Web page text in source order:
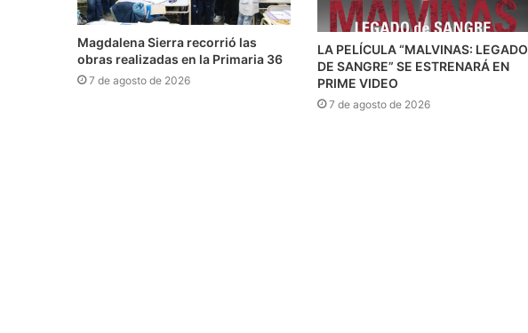
Magdalena Sierra recorrió las
obras realizadas en la Primaria 36
7 de agosto de 2026
LA PELÍCULA “MALVINAS: LEGADO
DE SANGRE” SE ESTRENARÁ EN
PRIME VIDEO
7 de agosto de 2026